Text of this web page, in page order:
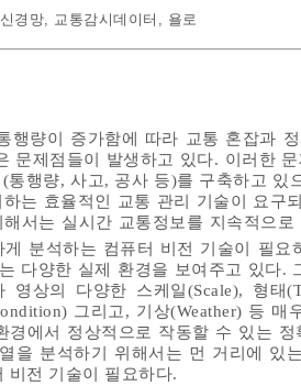
경망, 교통감시데이터 , 욜로
행량이 증가함에 따라 교통 혼잡과
문제점들이 발생하고 있다. 이러한
통행량, 사고, 공사 등)를 구축하고
는 효율적인 교통 관리 기술이 요
해서는 실시간 교통정보를 지속적으
게 분석하는 컴퓨터 비전 기술이 필요
다양한 실제 환경을 보여주고 있다.
영상의 다양한 스케일(Scale), 형태
그리고, 기상(Weather) 등
경에서 정상적으로 작동할 수 있는
을 분석하기 위해서는 먼 거리에 있
비전 기술이 필요하다.